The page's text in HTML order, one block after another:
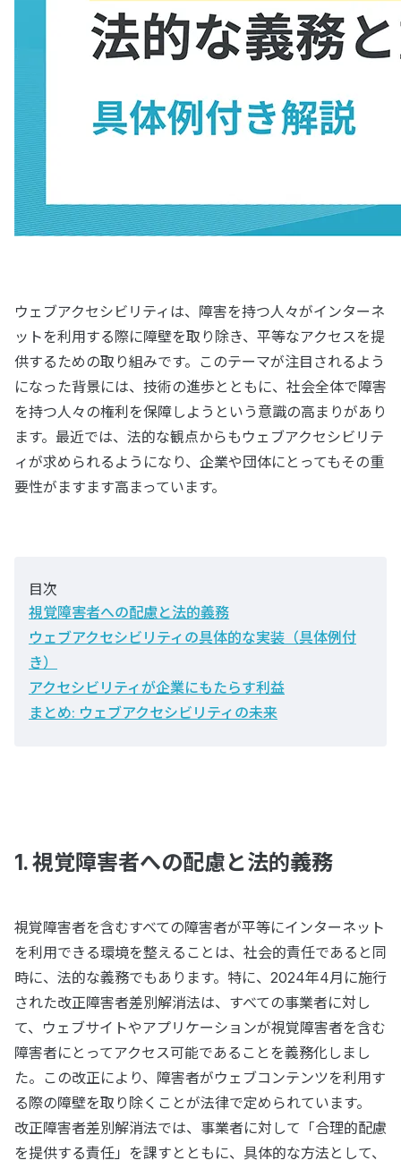
ウェブアクセシビリティは、障害を持つ人々がインターネ
ットを利用する際に障壁を取り除き、平等なアクセスを提
供するための取り組みです。このテーマが注目されるよう
になった背景には、技術の進歩とともに、社会全体で障害
を持つ人々の権利を保障しようという意識の高まりがあり
ます。最近では、法的な観点からもウェブアクセシビリテ
ィが求められるようになり、企業や団体にとってもその重
要性がますます高まっています。
目次
視覚障害者への配慮と法的義務
ウェブアクセシビリティの具体的な実装（具体例付
き）
アクセシビリティが企業にもたらす利益
まとめ: ウェブアクセシビリティの未来
1. 視覚障害者への配慮と法的義務
視覚障害者を含むすべての障害者が平等にインターネット
を利用できる環境を整えることは、社会的責任であると同
時に、法的な義務でもあります。特に、2024年4月に施行
された改正障害者差別解消法は、すべての事業者に対し
て、ウェブサイトやアプリケーションが視覚障害者を含む
障害者にとってアクセス可能であることを義務化しまし
た。この改正により、障害者がウェブコンテンツを利用す
る際の障壁を取り除くことが法律で定められています。
改正障害者差別解消法では、事業者に対して「合理的配慮
を提供する責任」を課すとともに、具体的な方法として、